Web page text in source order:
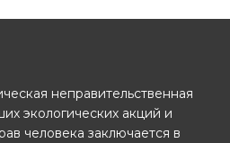
неправительственная
экологических акций и
человека заключается в